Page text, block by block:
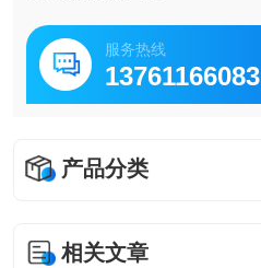
服务热线
13761166083
产品分类
相关文章